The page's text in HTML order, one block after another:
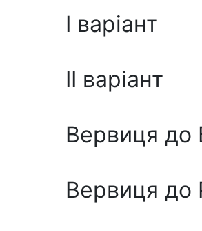
І варіант
II варіант
Вервиця до
Вервиця до